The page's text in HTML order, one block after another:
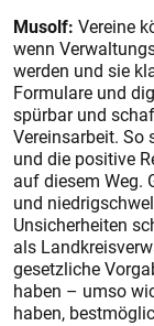
Musolf: Vereine
wenn
werden und sie
Formulare und
spürbar und
Vereinsarbeit. So
und die positive
auf diesem Weg.
und
Unsicherheiten
als
gesetzliche
haben – umso
haben,